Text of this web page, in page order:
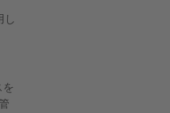
し
を